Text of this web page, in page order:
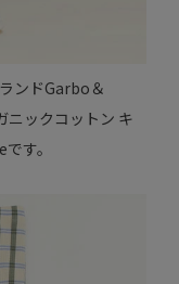
ンドGarbo＆
ニックコットン キ
す。